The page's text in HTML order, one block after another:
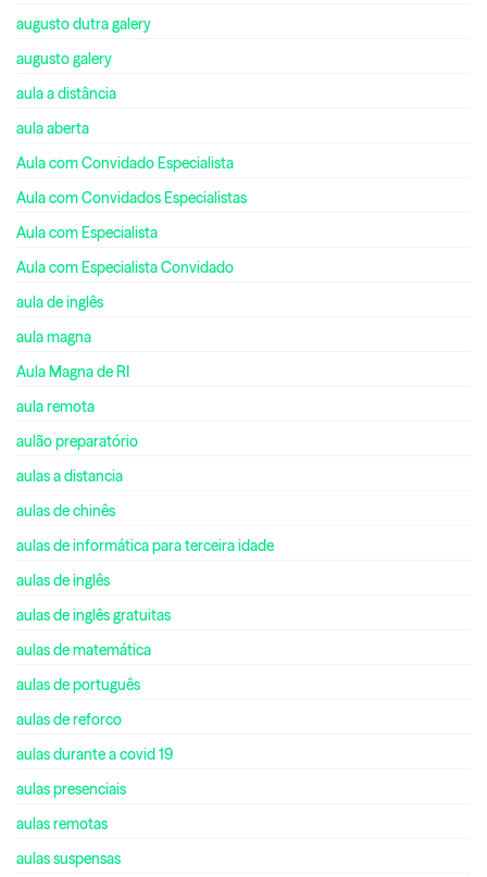
augusto dutra galery
augusto galery
aula a distância
aula aberta
Aula com Convidado Especialista
Aula com Convidados Especialistas
Aula com Especialista
Aula com Especialista Convidado
aula de inglês
aula magna
Aula Magna de RI
aula remota
aulão preparatório
aulas a distancia
aulas de chinês
aulas de informática para terceira idade
aulas de inglês
aulas de inglês gratuitas
aulas de matemática
aulas de português
aulas de reforco
aulas durante a covid 19
aulas presenciais
aulas remotas
aulas suspensas